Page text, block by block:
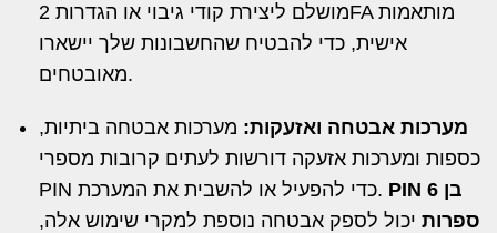
מושלם ליצירת קודי גיבוי או הגדרות 2FA מותאמות
אישית, כדי להבטיח שהחשבונות שלך יישארו
מאובטחים.
מערכות אבטחה ואזעקות: מערכות אבטחה ביתיות,
כספות ומערכות אזעקה דורשות לעתים קרובות מספרי
PIN כדי להפעיל או להשבית את המערכת. PIN בן 6
ספרות יכול לספק אבטחה נוספת למקרי שימוש אלה,